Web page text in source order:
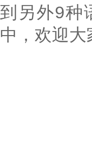
到另外9种
中，欢迎大